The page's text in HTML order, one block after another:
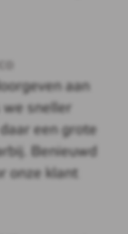
aan
sneller
een grote
Benieuwd
onze klant